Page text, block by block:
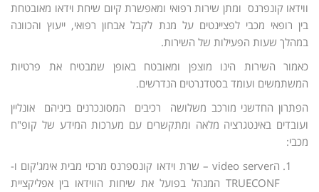
ווידאו קונפרנס ומתן שירות רפואי ומאפשרת קיום שיחת וידאו מאובטחת
בין רופאי מכבי לפציינטים על מנת לקבל אבחון רפואי, ייעוץ והכוונה
במהלך שעות הפעילות של השירות.
כאמור השירות הינו מוצפן ומאובטח באופן שמבטיח את פרטיות
המשתמשים ועומד בסטדנרטים הנדרשים.
הפתרון החדשני מורכב משלושה רכיבים המסונכרנים ביניהם אונליין
ועובדים באינטגרציה מלאה ומתקשרים עם מערכות המידע של קופ"ח
מכבי:
הvideo server – שרת וידאו קונספרנס מרכזי מבית אימג'קום ו-
TRUECONF המנהל בפועל את שיחות הווידאו בין אפליקציית